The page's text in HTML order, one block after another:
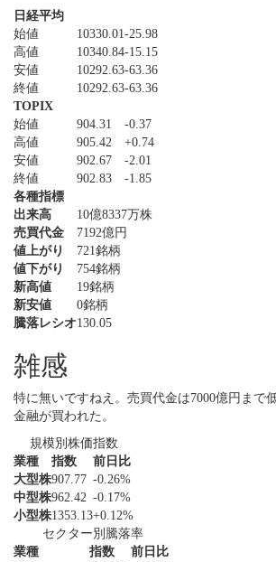
日経平均
始値
10330.01-25.98
高値
10340.84-15.15
安値
10292.63-63.36
終値
10292.63-63.36
TOPIX
始値
904.31
-0.37
高値
905.42
+0.74
安値
902.67
-2.01
終値
902.83
-1.85
各種指標
出来高
10億8337万株
売買代金
7192億円
値上がり
721銘柄
値下がり
754銘柄
新高値
19銘柄
新安値
0銘柄
騰落レシオ130.05
雑感
特に無いですねえ。売買代金は7000億円まで
金融が買われた。
規模別株価指数
業種
指数
前日比
大型株907.77 -0.26%
中型株962.42 -0.17%
小型株1353.13+0.12%
セクター別騰落率
業種
指数
前日比